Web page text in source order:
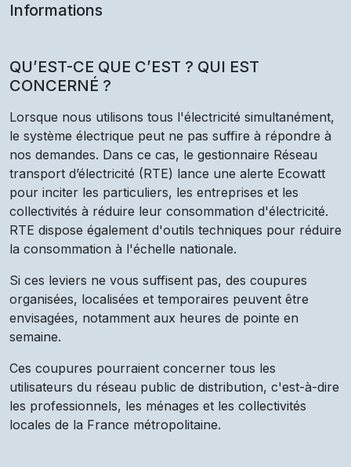
Informations
QU’EST-CE QUE C’EST ? QUI EST
CONCERNÉ ?
Lorsque nous utilisons tous l'électricité simultanément,
le système électrique peut ne pas suffire à répondre à
nos demandes. Dans ce cas, le gestionnaire Réseau
transport d’électricité (RTE) lance une alerte Ecowatt
pour inciter les particuliers, les entreprises et les
collectivités à réduire leur consommation d'électricité.
RTE dispose également d'outils techniques pour réduire
la consommation à l'échelle nationale.
Si ces leviers ne vous suffisent pas, des coupures
organisées, localisées et temporaires peuvent être
envisagées, notamment aux heures de pointe en
semaine.
Ces coupures pourraient concerner tous les
utilisateurs du réseau public de distribution, c'est-à-dire
les professionnels, les ménages et les collectivités
locales de la France métropolitaine.